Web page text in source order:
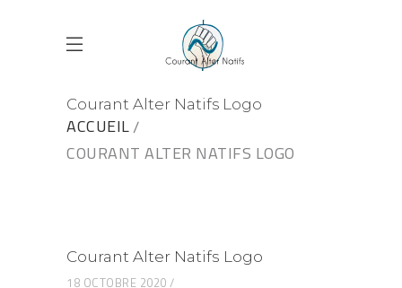
Courant Alter Natifs Logo
ACCUEIL
COURANT ALTER NATIFS LOGO
Courant Alter Natifs Logo
18 OCTOBRE 2020